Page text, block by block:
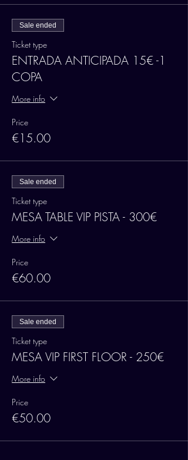
Sale ended
Ticket type
ENTRADA ANTICIPADA 15€ -1
COPA
More info
Price
€15.00
Sale ended
Ticket type
MESA TABLE VIP PISTA - 300€
More info
Price
€60.00
Sale ended
Ticket type
MESA VIP FIRST FLOOR - 250€
More info
Price
€50.00